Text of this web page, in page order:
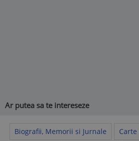
Ar putea sa te intereseze
Biografii, Memorii si Jurnale